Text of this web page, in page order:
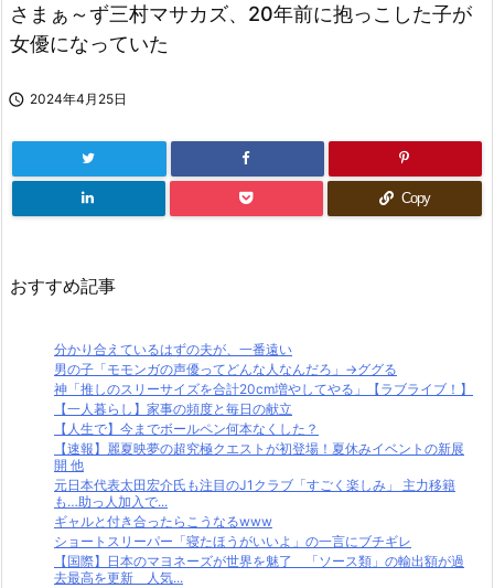
さまぁ～ず三村マサカズ、20年前に抱っこした子が
女優になっていた
 2024年4月25日
Copy
おすすめ記事
分かり合えているはずの夫が、一番遠い
男の子「モモンガの声優ってどんな人なんだろ」→ググる
神「推しのスリーサイズを合計20cm増やしてやる」【ラブライブ！】
【一人暮らし】家事の頻度と毎日の献立
【人生で】今までボールペン何本なくした？
【速報】麗夏映夢の超究極クエストが初登場！夏休みイベントの新展
開 他
元日本代表太田宏介氏も注目のJ1クラブ「すごく楽しみ」 主力移籍
も…助っ人加入で...
ギャルと付き合ったらこうなるwww
ショートスリーパー「寝たほうがいいよ」の一言にブチギレ
【国際】日本のマヨネーズが世界を魅了 「ソース類」の輸出額が過
去最高を更新 人気...